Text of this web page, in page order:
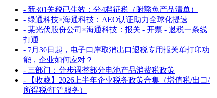
- 新301关税已生效：分4档征税（附豁免产品清单）
- 绿通科技×海通科技：AEO认证助力全球化提速
- 某光伏股份公司×海通科技：报关 - 开票 - 退税一条线
打通
- 7月30日起，电子口岸取消出口退税专用报关单打印功
能，企业如何应对？
- 三部门：分步调整部分电池产品消费税政策
- 【收藏】2026上半年企业税务政策合集（增值税/出口/
所得税/征管服务）